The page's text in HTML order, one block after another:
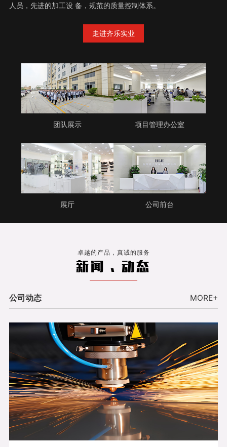
人员，先进的加工设 备，规范的质量控制体系。
走进齐乐实业
团队展示 项目管理办公室
展厅 公司前台
卓越的产品，真诚的服务
新闻 . 动态
公司动态 MORE+